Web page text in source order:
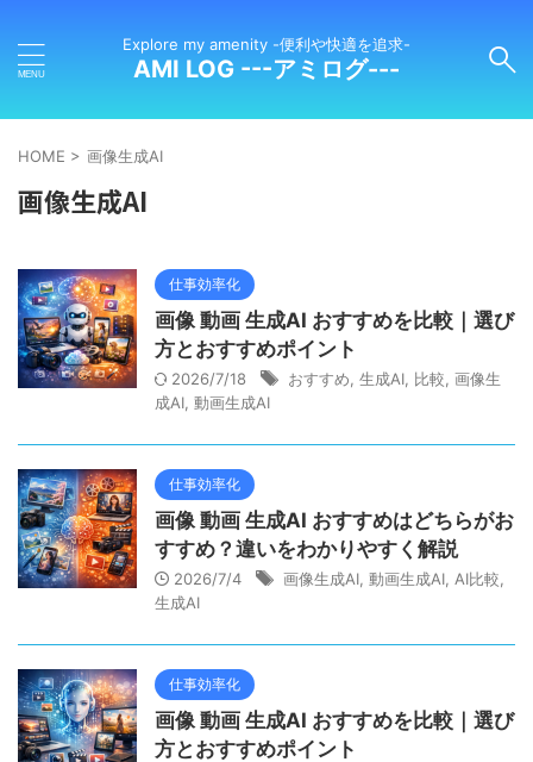
Explore my amenity -便利や快適を追求-
AMI LOG ---アミログ---
HOME > 画像生成AI
画像生成AI
仕事効率化
画像 動画 生成AI おすすめを比較｜選び
方とおすすめポイント
2026/7/18 おすすめ 生成AI 比較 画像生
成AI 動画生成AI
仕事効率化
画像 動画 生成AI おすすめはどちらがお
すすめ？違いをわかりやすく解説
2026/7/4 画像生成AI 動画生成AI AI比較
生成AI
仕事効率化
画像 動画 生成AI おすすめを比較｜選び
方とおすすめポイント